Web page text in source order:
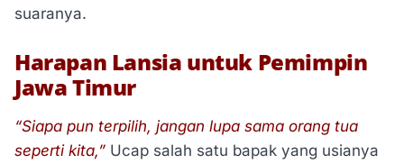
suaranya.
Harapan Lansia untuk Pemimpin
Jawa Timur
“Siapa pun terpilih, jangan lupa sama orang tua
seperti kita,” Ucap salah satu bapak yang usianya